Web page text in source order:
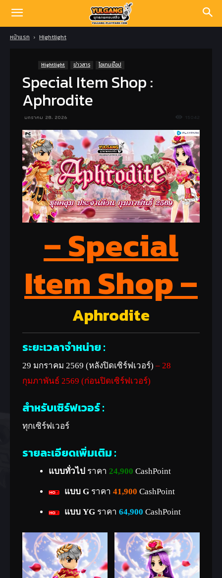
หน้าแรก Hightlight
Hightlight ข่าวสาร ไอเทมช๊อป
Special Item Shop :
Aphrodite
มกราคม 28, 2026 15042
– Special
Item Shop –
Aphrodite
ระยะเวลาจำหน่าย :
29 มกราคม 2569 (หลังปิดเซิร์ฟเวอร์) – 28
กุมภาพันธ์ 2569 (ก่อนปิดเซิร์ฟเวอร์)
สำหรับเซิร์ฟเวอร์ :
ทุกเซิร์ฟเวอร์
รายละเอียดเพิ่มเติม :
แบบทั่วไป ราคา 24,900 CashPoint
แบบ G ราคา 41,900 CashPoint
แบบ YG ราคา 64,900 CashPoint